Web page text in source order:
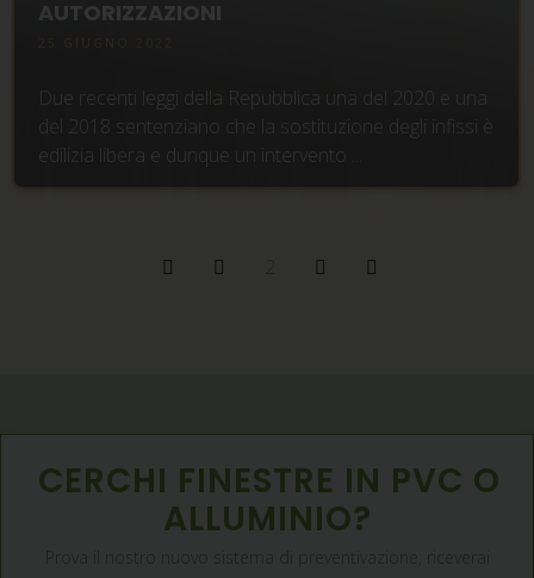
AUTORIZZAZIONI
Due recenti leggi della Repubblica una del 2020 e una
del 2018 sentenziano che la sostituzione degli infissi è
edilizia libera e dunque un intervento ...
2
CERCHI FINESTRE IN PVC O
ALLUMINIO?
Prova il nostro nuovo sistema di preventivazione, riceverai